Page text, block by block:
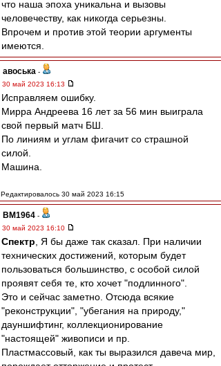
что наша эпоха уникальна и вызовы
человечеству, как никогда серьезны.
Впрочем и против этой теории аргументы
имеются.
авоська -
30 май 2023 16:13
Исправляем ошибку.
Мирра Андреева 16 лет за 56 мин выиграла
свой первый матч БШ.
По линиям и углам фигачит со страшной
силой.
Машина.
Редактировалось 30 май 2023 16:15
BM1964 -
30 май 2023 16:10
Спектр , Я бы даже так сказал. При наличии
технических достижений, которым будет
пользоваться большинство, с особой силой
проявят себя те, кто хочет "подлинного".
Это и сейчас заметно. Отсюда всякие
"реконструкции", "убегания на природу,"
дауншифтинг, коллекционирование
"настоящей" живописи и пр.
Пластмассовый, как ты выразился давеча мир,